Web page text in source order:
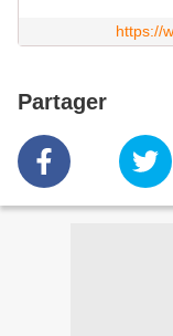
https://
Partager